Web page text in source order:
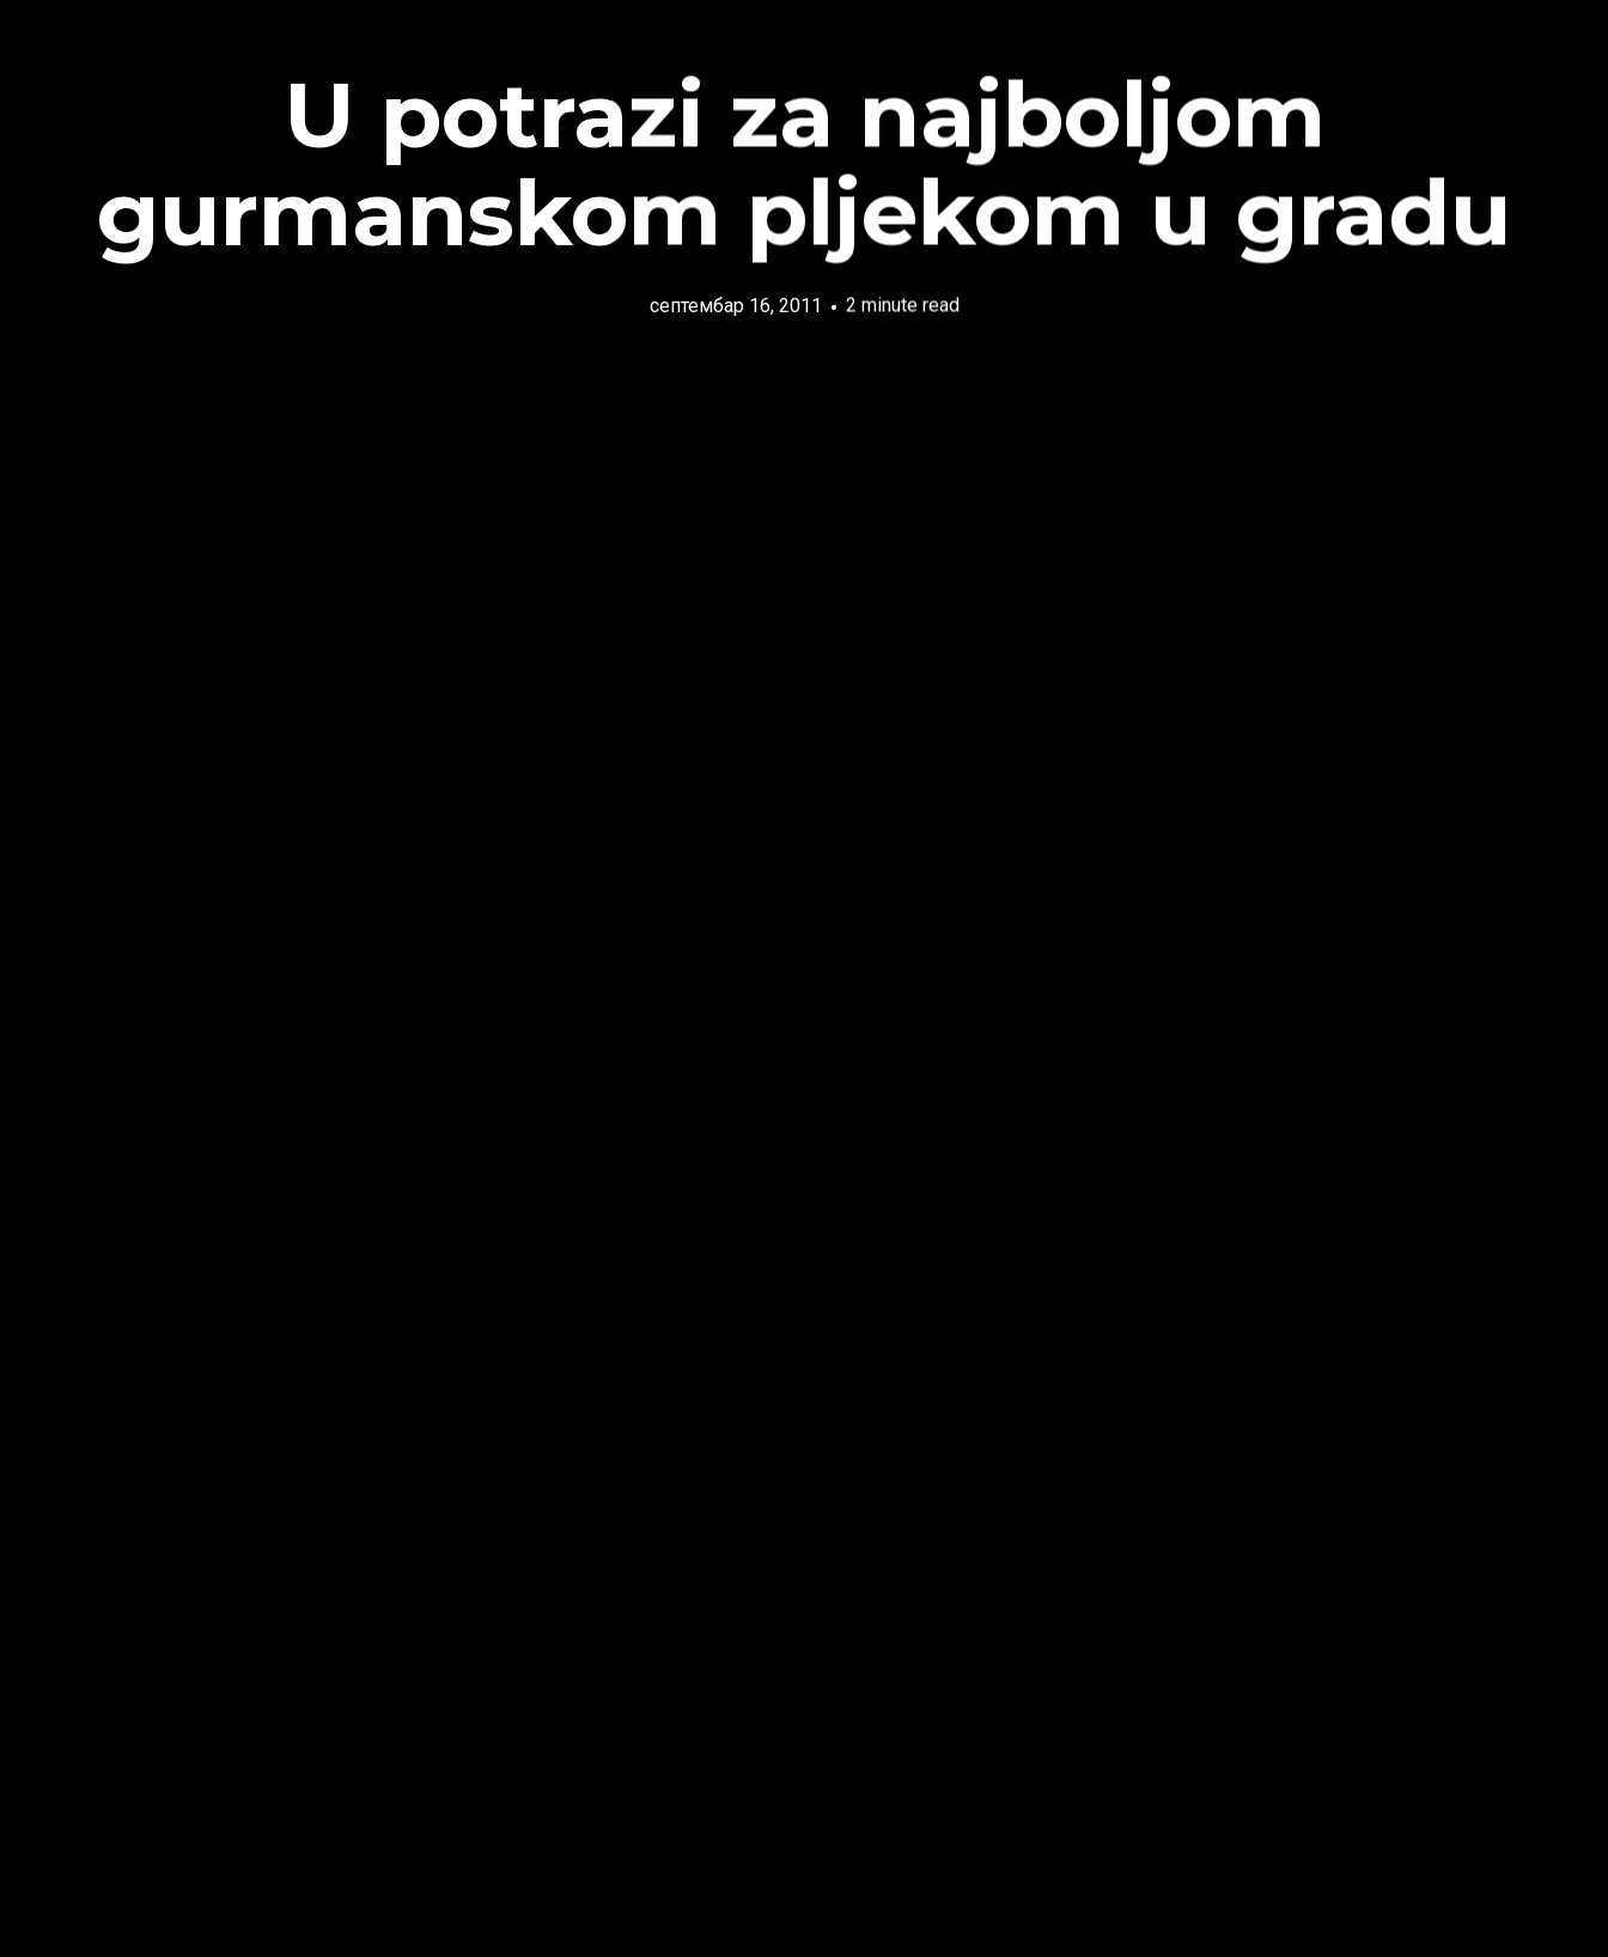
U potrazi za najboljom
gurmanskom pljekom u gradu
септембар 16, 2011 2 minute read